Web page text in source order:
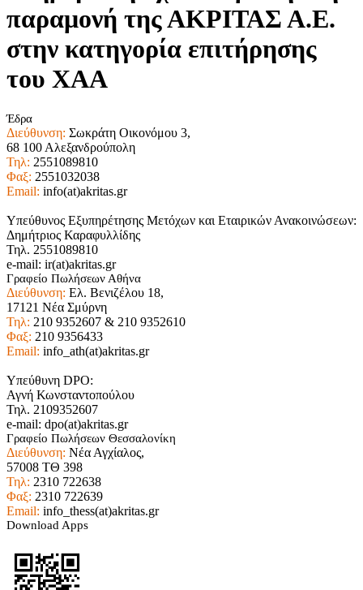
παραμονή της ΑΚΡΙΤΑΣ Α.Ε.
στην κατηγορία επιτήρησης
του ΧΑΑ
Έδρα
Διεύθυνση: Σωκράτη Οικονόμου 3,
68 100 Αλεξανδρούπολη
Τηλ: 2551089810
Φαξ: 2551032038
Email: info(at)akritas.gr
Υπεύθυνος Εξυπηρέτησης Μετόχων και Εταιρικών Ανακοινώσεων:
Δημήτριος Καραφυλλίδης
Τηλ. 2551089810
e-mail: ir(at)akritas.gr
Γραφείο Πωλήσεων Αθήνα
Διεύθυνση: Ελ. Βενιζέλου 18,
17121 Νέα Σμύρνη
Τηλ: 210 9352607 & 210 9352610
Φαξ: 210 9356433
Email: info_ath(at)akritas.gr
Υπεύθυνη DPO:
Αγνή Κωνσταντοπούλου
Τηλ. 2109352607
e-mail: dpo(at)akritas.gr
Γραφείο Πωλήσεων Θεσσαλονίκη
Διεύθυνση: Νέα Αγχίαλος,
57008 ΤΘ 398
Τηλ: 2310 722638
Φαξ: 2310 722639
Email: info_thess(at)akritas.gr
Download Apps